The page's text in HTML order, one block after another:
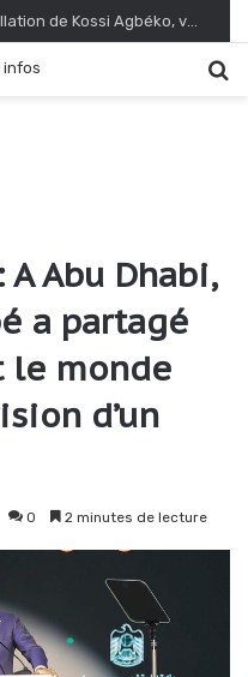
Togo : le PPT dénonce l’interpellation de Kossi Agbéko, vendeur de journaux à Lomé
Abu Dhabi,
a partagé
le monde
d’un
0 2 minutes de lecture